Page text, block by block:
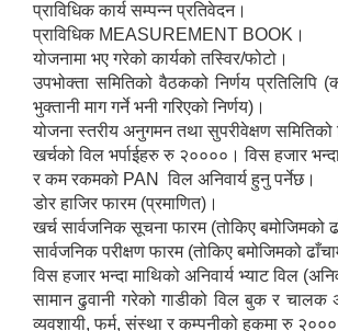
प्राविधिक कार्य सम्पन्न प्रतिवेदन।
प्राविधिक MEASUREMENT BOOK।
योजनामा भए गरेको कार्यको तस्विर/फोटो।
उपभोक्ता समितिको वैठकको निर्णय प्रतिलिपि
भुक्तानी माग गर्ने भनी गरिएको निर्णय)।
योजना स्तरीय अनुगमन तथा सुपरीवेक्षण समितिको
खर्चको विल भर्पाईहरु रु २००००। विस हजार
र कम रकमको PAN विल अनिवार्य हुनु पर्नेछ।
डोर हाजिर फारम (प्रमाणित)।
खर्च सार्वजनिक सूचना फारम (तोकिए बमोजिमको
सार्वजनिक परीक्षण फारम (तोकिए बमोजिमको
विस हजार भन्दा माथिको अनिवार्य भ्याट विल
सामान ढुवानी गरेको गाडीको विल बुक र चालक
व्यवशायी, फर्म, संस्था र कम्पनीको हकमा रु